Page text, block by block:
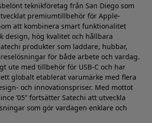
teknikföretag från San Diego som
premiumtillbehör för Apple-
att kombinera smart funktionalitet
design, hög kvalitet och hållbara
produkter som laddare, hubbar,
för både arbete och vardag.
ute med tillbehör för USB-C och har
globalt etablerat varumärke med flera
och innovationspriser. Med mottot
’05” fortsätter Satechi att utveckla
som gör vardagen enklare och